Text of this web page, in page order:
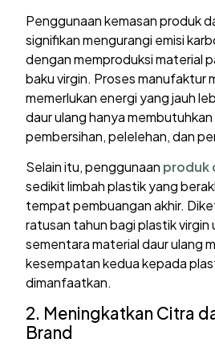
Penggunaan kemasan produk
signifikan mengurangi emisi
dengan memproduksi material
baku virgin. Proses manufaktur
memerlukan energi yang jauh
daur ulang hanya
pembersihan, pelelehan, dan
Selain itu, penggunaan produk
sedikit limbah plastik yang
tempat pembuangan akhir.
ratusan tahun bagi plastik virgin
sementara material daur ulang
kesempatan kedua kepada
dimanfaatkan.
2. Meningkatkan Citra
Brand